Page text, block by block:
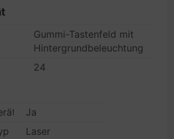
Gummi-Tastenfeld mit
Hintergrundbeleuchtung
24
Ja
Laser